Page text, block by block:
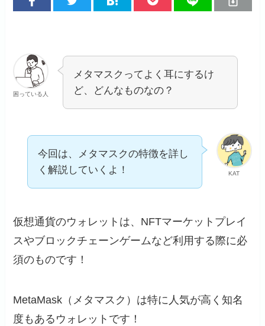
困っている人
メタマスクってよく耳にするけ
ど、どんなものなの？
KAT
今回は、メタマスクの特徴を詳し
く解説していくよ！
仮想通貨のウォレットは、NFTマーケットプレイ
スやブロックチェーンゲームなど利用する際に必
須のものです！
MetaMask（メタマスク）は特に人気が高く知名
度もあるウォレットです！